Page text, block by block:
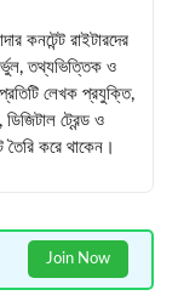
কনটেন্ট রাইটারদের
তথ্যভিত্তিক ও
লেখক প্রযুক্তি,
ট্রেন্ড ও
তৈরি করে থাকেন।
Join Now